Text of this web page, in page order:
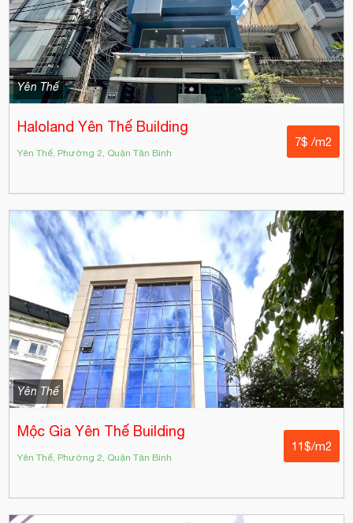
Yên Thế
Haloland Yên Thế Building
Yên Thế, Phường 2, Quận Tân Bình
7$ /m2
Yên Thế
Mộc Gia Yên Thế Building
Yên Thế, Phường 2, Quận Tân Bình
11$/m2